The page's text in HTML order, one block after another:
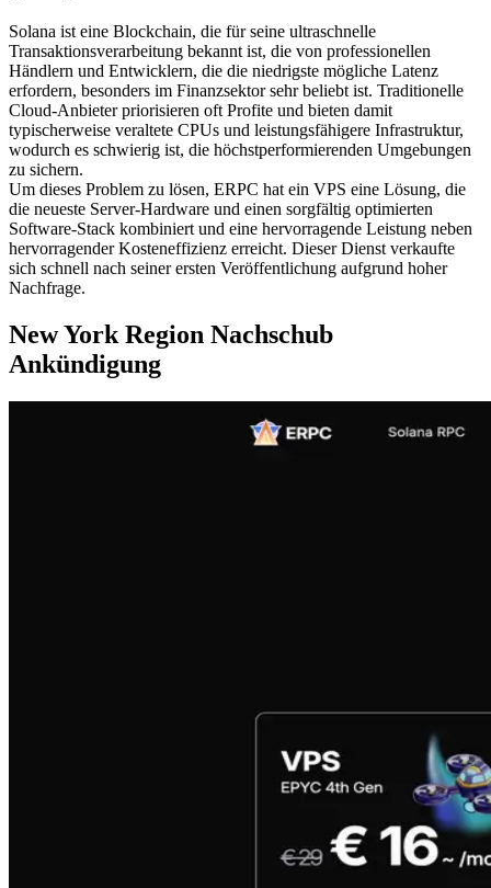
Solana ist eine Blockchain, die für seine ultraschnelle
Transaktionsverarbeitung bekannt ist, die von professionellen
Händlern und Entwicklern, die die niedrigste mögliche Latenz
erfordern, besonders im Finanzsektor sehr beliebt ist. Traditionelle
Cloud-Anbieter priorisieren oft Profite und bieten damit
typischerweise veraltete CPUs und leistungsfähigere Infrastruktur,
wodurch es schwierig ist, die höchstperformierenden Umgebungen
zu sichern.
Um dieses Problem zu lösen, ERPC hat ein VPS eine Lösung, die
die neueste Server-Hardware und einen sorgfältig optimierten
Software-Stack kombiniert und eine hervorragende Leistung neben
hervorragender Kosteneffizienz erreicht. Dieser Dienst verkaufte
sich schnell nach seiner ersten Veröffentlichung aufgrund hoher
Nachfrage.
New York Region Nachschub
Ankündigung